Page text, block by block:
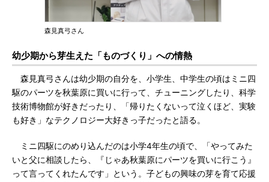
森見真弓さん
幼少期から芽生えた「ものづくり」への情熱
森見真弓さんは幼少期の自分を、小学生、中学生の頃はミニ四
駆のパーツを秋葉原に買いに行って、チューニングしたり、科学
技術博物館が好きだったり、「帰りたくないって泣くほど、実験
も好き」なテクノロジー大好きっ子だったと語る。
ミニ四駆にのめり込んだのは小学4年生の頃で、「やってみた
いと父に相談したら、『じゃあ秋葉原にパーツを買いに行こう』
って言ってくれたんです」という。子どもの興味の芽を育て応援